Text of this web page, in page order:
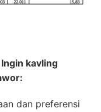
kavling
dan preferensi